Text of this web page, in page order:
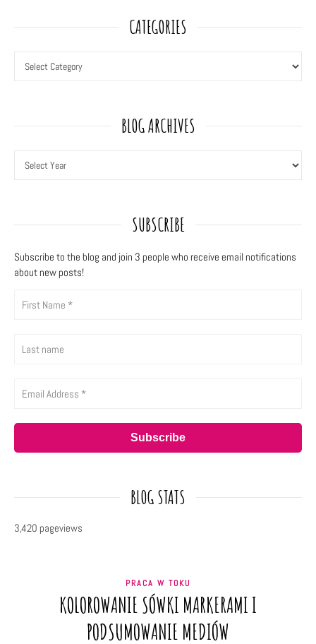
CATEGORIES
BLOG ARCHIVES
SUBSCRIBE
Subscribe to the blog and join 3 people who receive email notifications
about new posts!
BLOG STATS
3,420 pageviews
PRACA W TOKU
KOLOROWANIE SÓWKI MARKERAMI I
PODSUMOWANIE MEDIÓW